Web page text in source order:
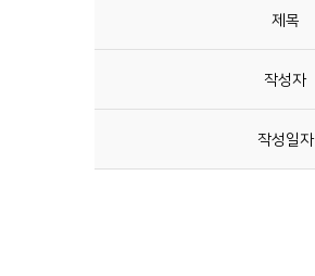
제목
작성자
작성일자